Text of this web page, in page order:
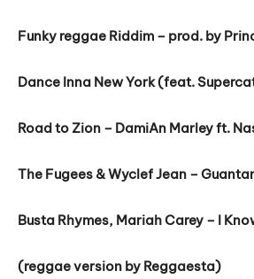
Funky reggae Riddim – prod. by
Dance Inna New York (feat.
Road to Zion – DamiAn Marley ft.
The Fugees & Wyclef Jean –
Busta Rhymes, Mariah Carey – I
(reggae version by Reggaesta)